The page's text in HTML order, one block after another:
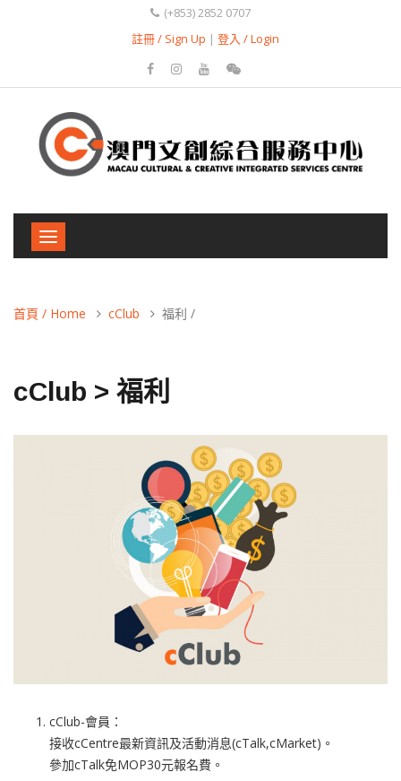
(+853) 2852 0707
註冊 / Sign Up | 登入 / Login
Toggle
navigation
首頁 / Home cClub 福利 /
cClub > 福利
cClub-會員：
接收cCentre最新資訊及活動消息(cTalk,cMarket)。
參加cTalk免MOP30元報名費。